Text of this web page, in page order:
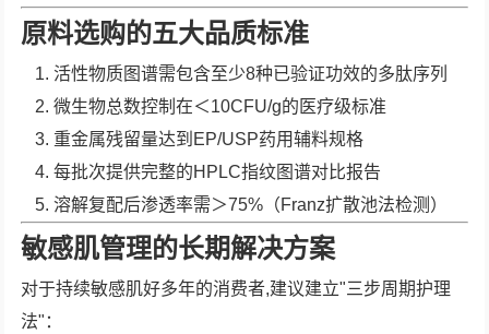
原料选购的五大品质标准
活性物质图谱需包含至少8种已验证功效的多肽序列
微生物总数控制在＜10CFU/g的医疗级标准
重金属残留量达到EP/USP药用辅料规格
每批次提供完整的HPLC指纹图谱对比报告
溶解复配后渗透率需＞75%（Franz扩散池法检测）
敏感肌管理的长期解决方案
对于持续敏感肌好多年的消费者,建议建立"三步周期护理
法"：